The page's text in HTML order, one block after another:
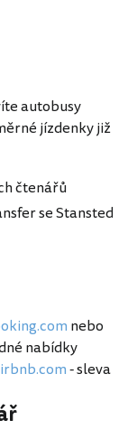
autobusy
jízdenky již
čtenářů
se Stansted
nebo
nabídky
- sleva